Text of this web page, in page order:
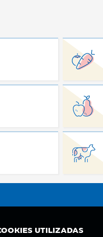
UTILIZADAS